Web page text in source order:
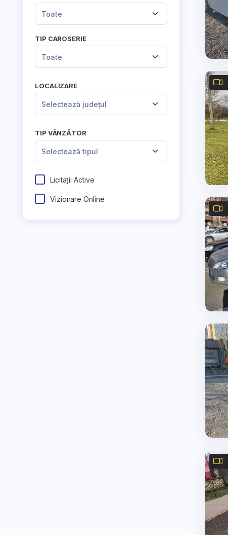
Toate
TIP CAROSERIE
Toate
LOCALIZARE
Selectează județul
TIP VÂNZĂTOR
Selectează tipul
Licitații Active
Vizionare Online